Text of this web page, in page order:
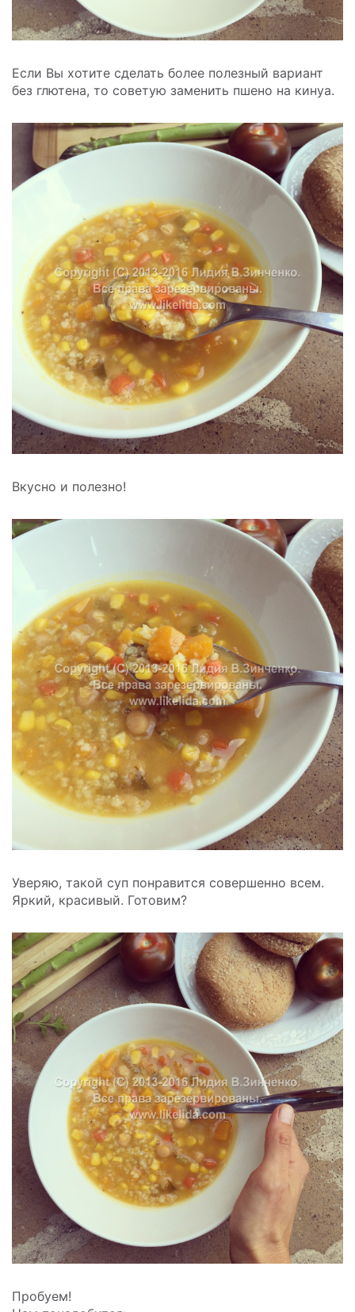
Если Вы хотите сделать более полезный вариант
без глютена, то советую заменить пшено на кинуа.
Вкусно и полезно!
Уверяю, такой суп понравится совершенно всем.
Яркий, красивый. Готовим?
Пробуем!